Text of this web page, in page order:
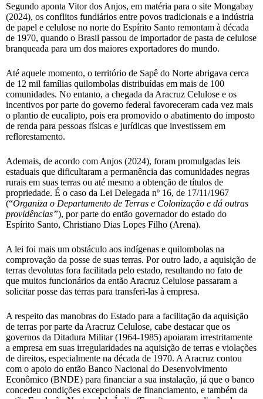
Segundo aponta Vitor dos Anjos, em matéria para o site Mongabay
(2024), os conflitos fundiários entre povos tradicionais e a indústria
de papel e celulose no norte do Espírito Santo remontam à década
de 1970, quando o Brasil passou de importador de pasta de celulose
branqueada para um dos maiores exportadores do mundo.
Até aquele momento, o território de Sapê do Norte abrigava cerca
de 12 mil famílias quilombolas distribuídas em mais de 100
comunidades. No entanto, a chegada da Aracruz Celulose e os
incentivos por parte do governo federal favoreceram cada vez mais
o plantio de eucalipto, pois era promovido o abatimento do imposto
de renda para pessoas físicas e jurídicas que investissem em
reflorestamento.
Ademais, de acordo com Anjos (2024), foram promulgadas leis
estaduais que dificultaram a permanência das comunidades negras
rurais em suas terras ou até mesmo a obtenção de títulos de
propriedade. É o caso da Lei Delegada nº 16, de 17/11/1967
(“Organiza o Departamento de Terras e Colonização e dá outras
providências”), por parte do então governador do estado do
Espírito Santo, Christiano Dias Lopes Filho (Arena).
A lei foi mais um obstáculo aos indígenas e quilombolas na
comprovação da posse de suas terras. Por outro lado, a aquisição de
terras devolutas fora facilitada pelo estado, resultando no fato de
que muitos funcionários da então Aracruz Celulose passaram a
solicitar posse das terras para transferi-las à empresa.
A respeito das manobras do Estado para a facilitação da aquisição
de terras por parte da Aracruz Celulose, cabe destacar que os
governos da Ditadura Militar (1964-1985) apoiaram irrestritamente
a empresa em suas irregularidades na aquisição de terras e violações
de direitos, especialmente na década de 1970. A Aracruz contou
com o apoio do então Banco Nacional do Desenvolvimento
Econômico (BNDE) para financiar a sua instalação, já que o banco
concedeu condições excepcionais de financiamento, e também da